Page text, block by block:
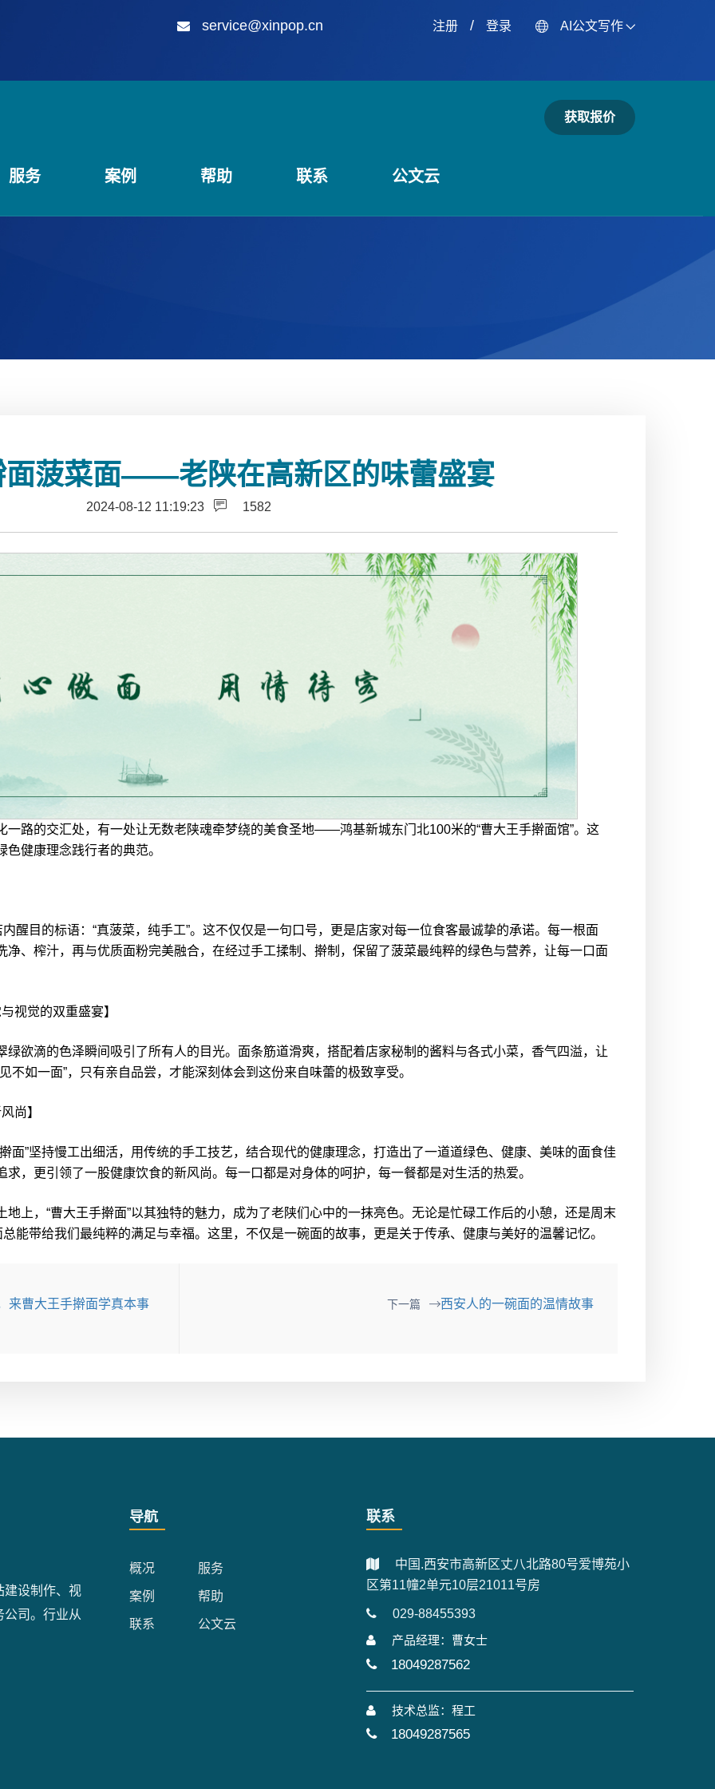
service@xinpop.cn 注册/ 登录 AI公文写作
服务 案例 帮助 联系 公文云
获取报价
面菠菜面——老陕在高新区的味蕾盛宴
2024-08-12 11:19:23 1582
的交汇处，有一处让无数老陕魂牵梦绕的美食圣地——鸿基新城东门北100米的“曹大王手擀面馆”。这
健康理念践行者的典范。
目的标语：“真菠菜，纯手工”。这不仅仅是一句口号，更是店家对每一位食客最诚挚的承诺。每一根面
、榨汁，再与优质面粉完美融合，在经过手工揉制、擀制，保留了菠菜最纯粹的绿色与营养，让每一口面
觉的双重盛宴】
滴的色泽瞬间吸引了所有人的目光。面条筋道滑爽，搭配着店家秘制的酱料与各式小菜，香气四溢，让
不如一面”，只有亲自品尝，才能深刻体会到这份来自味蕾的极致享受。
尚】
坚持慢工出细活，用传统的手工技艺，结合现代的健康理念，打造出了一道道绿色、健康、美味的面食佳
，更引领了一股健康饮食的新风尚。每一口都是对身体的呵护，每一餐都是对生活的热爱。
，“曹大王手擀面”以其独特的魅力，成为了老陕们心中的一抹亮色。无论是忙碌工作后的小憩，还是周末
能带给我们最纯粹的满足与幸福。这里，不仅是一碗面的故事，更是关于传承、健康与美好的温馨记忆。
来曹大王手擀面学真本事 下一篇 西安人的一碗面的温情故事
建设制作、视
司。行业从
导航
概况 服务
案例 帮助
联系 公文云
联系
中国.西安市高新区丈八北路80号爱博苑小
区第11幢2单元10层21011号房
029-88455393
产品经理：曹女士
18049287562
技术总监：程工
18049287565